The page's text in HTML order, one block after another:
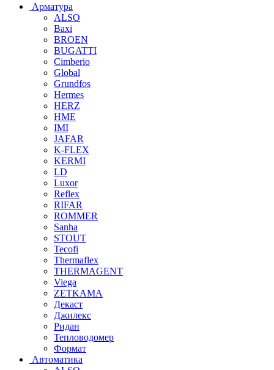
Арматура
ALSO
Baxi
BROEN
BUGATTI
Cimberio
Global
Grundfos
Hermes
HERZ
HME
IMI
JAFAR
K-FLEX
KERMI
LD
Luxor
Reflex
RIFAR
ROMMER
Sanha
STOUT
Tecofi
Thermaflex
THERMAGENT
Viega
ZETKAMA
Декаст
Джилекс
Ридан
Тепловодомер
Формат
Автоматика